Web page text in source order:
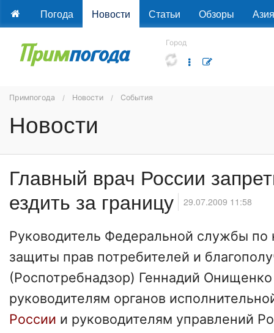
Погода Новости Статьи Обзоры Азия
Город
Примпогода Новости События
Новости
Главный врач России
ездить за границу
29.07.2009 11:58
Руководитель Федеральной службы по
защиты прав потребителей и
(Роспотребнадзор) Геннадий
руководителям органов
России и руководителям управлений